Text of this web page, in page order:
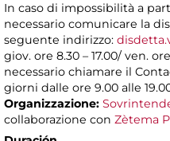
In caso di impossibilità a
necessario comunicare la
seguente indirizzo:
giov. ore 8.30 – 17.00/ ven.
necessario chiamare il
giorni dalle ore 9.00 alle
Organizzazione:
collaborazione con Zètema